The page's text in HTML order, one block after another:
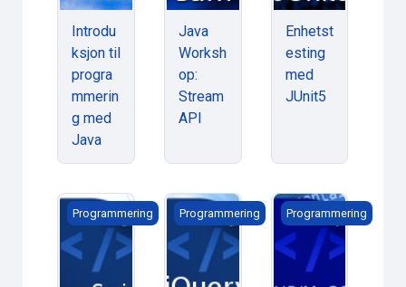
Introdu
ksjon til
progra
mmerin
g med
Java
Java
Worksh
op:
Stream
API
Enhetst
esting
med
JUnit5
JavaScript Grunnkurs
Programmering jQuery Grunnkurs
Programmering Webutvikling med
Programmering